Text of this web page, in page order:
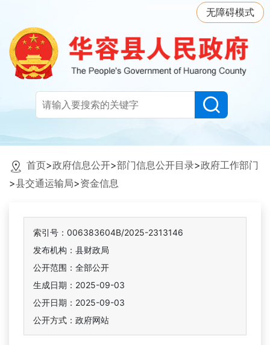
无障碍模式
首页>政府信息公开>部门信息公开目录>政府工作部门
>县交通运输局>资金信息
索引号：006383604B/2025-2313146
发布机构：县财政局
公开范围：全部公开
生成日期：2025-09-03
公开日期：2025-09-03
公开方式：政府网站